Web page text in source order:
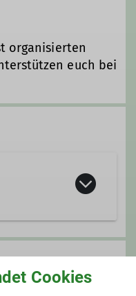
organisierten
euch bei
Sektion
im Monat
Cookies